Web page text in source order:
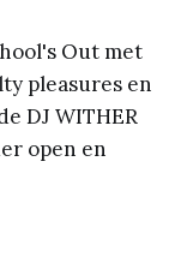
Out met
pleasures en
DJ WITHER
open en